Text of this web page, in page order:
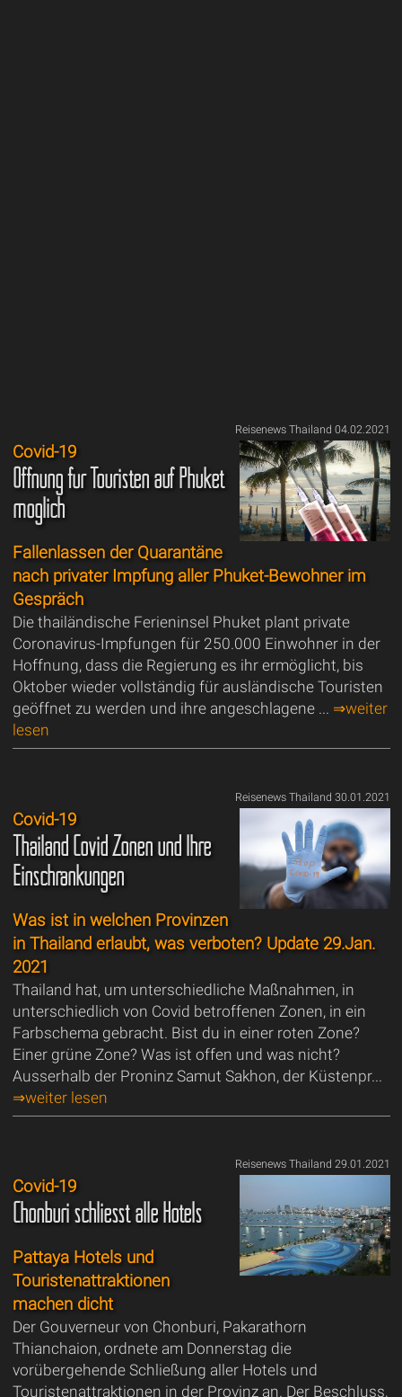
Reisenews Thailand 04.02.2021
Covid-19
Öffnung für Touristen auf Phuket
möglich
Fallenlassen der Quarantäne
nach privater Impfung aller Phuket-Bewohner im
Gespräch
Die thailändische Ferieninsel Phuket plant private
Coronavirus-Impfungen für 250.000 Einwohner in der
Hoffnung, dass die Regierung es ihr ermöglicht, bis
Oktober wieder vollständig für ausländische Touristen
geöffnet zu werden und ihre angeschlagene ... ⇒weiter
lesen
Reisenews Thailand 30.01.2021
Covid-19
Thailand Covid Zonen und Ihre
Einschränkungen
Was ist in welchen Provinzen
in Thailand erlaubt, was verboten? Update 29.Jan.
2021
Thailand hat, um unterschiedliche Maßnahmen, in
unterschiedlich von Covid betroffenen Zonen, in ein
Farbschema gebracht. Bist du in einer roten Zone?
Einer grüne Zone? Was ist offen und was nicht?
Ausserhalb der Proninz Samut Sakhon, der Küstenpr...
⇒weiter lesen
Reisenews Thailand 29.01.2021
Covid-19
Chonburi schliesst alle Hotels
Pattaya Hotels und
Touristenattraktionen
machen dicht
Der Gouverneur von Chonburi, Pakarathorn
Thianchaion, ordnete am Donnerstag die
vorübergehende Schließung aller Hotels und
Touristenattraktionen in der Provinz an. Der Beschluss,